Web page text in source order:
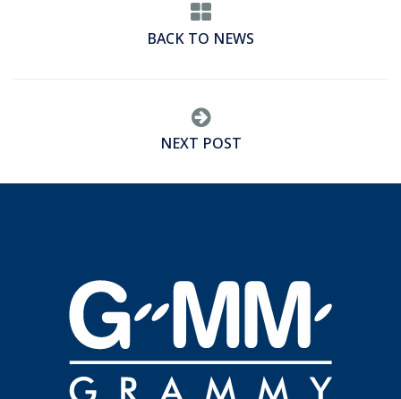
BACK TO NEWS
NEXT POST